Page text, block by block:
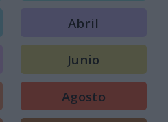
Abril
Junio
Agosto